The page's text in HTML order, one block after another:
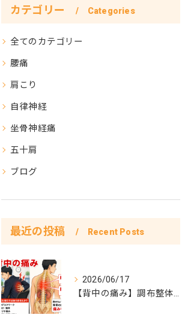
カテゴリー Categories
全てのカテゴリー
腰痛
肩こり
自律神経
坐骨神経痛
五十肩
ブログ
最近の投稿 Recent Posts
2026/06/17
【背中の痛み】調布整体院彩症例